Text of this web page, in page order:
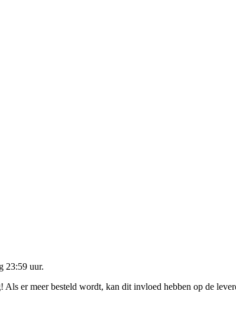
23:59 uur.
er meer besteld wordt, kan dit invloed hebben op de